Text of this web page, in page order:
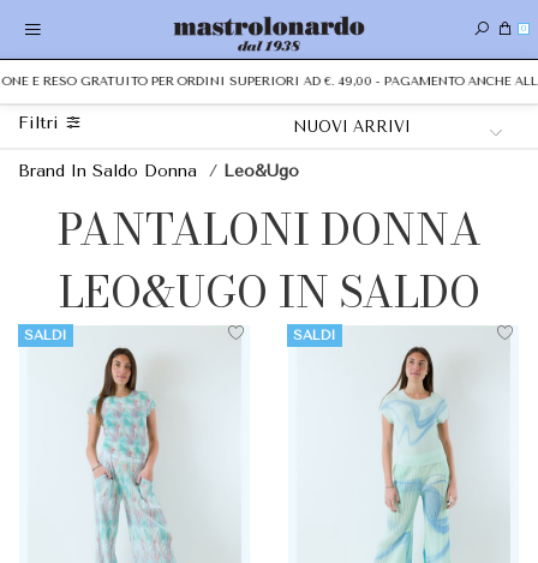
0
E RESO GRATUITO PER ORDINI SUPERIORI AD €. 49,00 - PAGAMENTO ANCHE
Filtri
Brand In Saldo Donna / Leo&Ugo
PANTALONI DONNA
LEO&UGO IN SALDO
SALDI SALDI